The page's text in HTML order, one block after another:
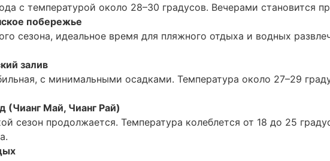
с температурой около 28–30 градусов. Вечерами становится
побережье
сезона, идеальное время для пляжного отдыха и водных
залив
с минимальными осадками. Температура около 27–29
(Чианг Май, Чианг Рай)
сезон продолжается. Температура колеблется от 18 до 25